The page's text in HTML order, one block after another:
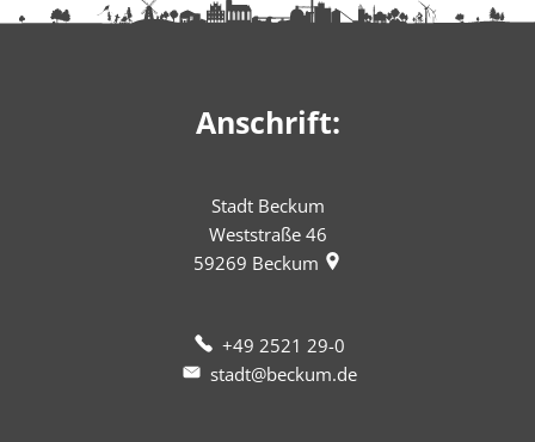
Anschrift:
Stadt Beckum
Weststraße 46
59269 Beckum
+49 2521 29-0
stadt@beckum.de